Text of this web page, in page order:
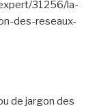
31256/la-
des-reseaux-
de jargon des